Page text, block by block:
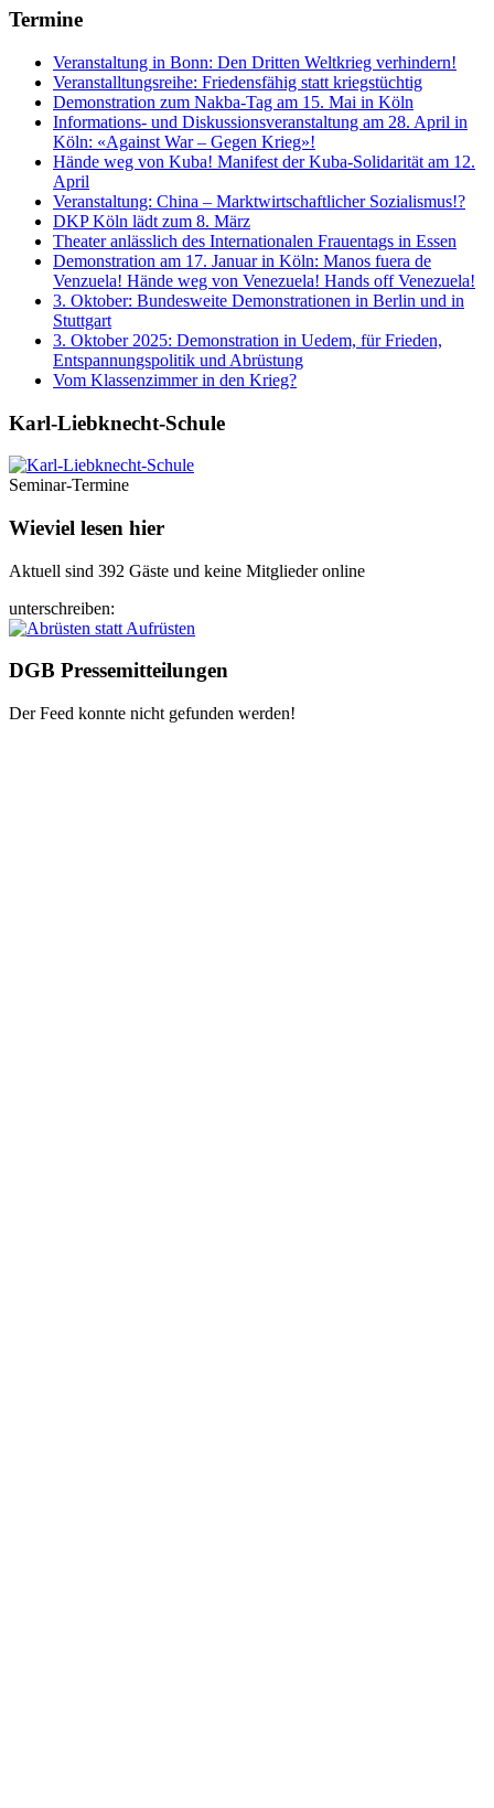
Termine
Veranstaltung in Bonn: Den Dritten Weltkrieg verhindern!
Veranstalltungsreihe: Friedensfähig statt kriegstüchtig
Demonstration zum Nakba-Tag am 15. Mai in Köln
Informations- und Diskussionsveranstaltung am 28. April in
Köln: «Against War – Gegen Krieg»!
Hände weg von Kuba! Manifest der Kuba-Solidarität am 12.
April
Veranstaltung: China – Marktwirtschaftlicher Sozialismus!?
DKP Köln lädt zum 8. März
Theater anlässlich des Internationalen Frauentags in Essen
Demonstration am 17. Januar in Köln: Manos fuera de
Venzuela! Hände weg von Venezuela! Hands off Venezuela!
3. Oktober: Bundesweite Demonstrationen in Berlin und in
Stuttgart
3. Oktober 2025: Demonstration in Uedem, für Frieden,
Entspannungspolitik und Abrüstung
Vom Klassenzimmer in den Krieg?
Karl-Liebknecht-­Schule
Seminar-Termine
Wieviel lesen hier
Aktuell sind 392 Gäste und keine Mitglieder online
unterschreiben:
DGB Pressemitteilungen
Der Feed konnte nicht gefunden werden!